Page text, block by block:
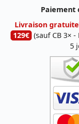
Paiement
Livraison gratuite
129€ (sauf CB 3×
5